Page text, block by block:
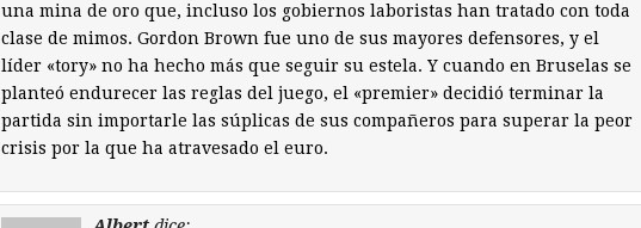
una mina de oro que, incluso los gobiernos laboristas han tratado con toda
clase de mimos. Gordon Brown fue uno de sus mayores defensores, y el
líder «tory» no ha hecho más que seguir su estela. Y cuando en Bruselas se
planteó endurecer las reglas del juego, el «premier» decidió terminar la
partida sin importarle las súplicas de sus compañeros para superar la peor
crisis por la que ha atravesado el euro.